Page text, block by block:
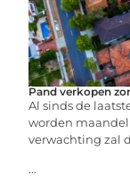
Pand verkopen
Al sinds de
worden
verwachting zal
...